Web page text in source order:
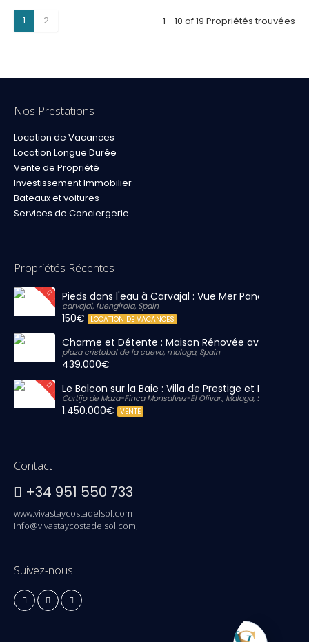
1 2 1 - 10 of 19 Propriétés trouvées
Nos Prestations
Location de Vacances
Location Longue Durée
Vente de Propriété
Investissement Immobilier
Bateaux et voitures
Services de Conciergerie
Propriétés Récentes
Pieds dans l'eau à Carvajal : Vue Mer Panoramique
carvajal, fuengirola, Spain
150€ LOCATION DE VACANCES
Charme et Détente : Maison Rénovée avec Grand
plaza cristobal de la cueva, malaga, Spain
439.000€
Le Balcon sur la Baie : Villa de Prestige et Horizon
Cortijo de Maza-Finca Monsalvez-El Olivar,, Malaga, Spain
1.450.000€ VENTE
Contact
+34 951 550 733
www.vivastaycostadelsol.com
info@vivastaycostadelsol.com,
Suivez-nous